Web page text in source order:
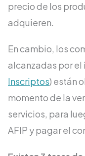
precio de los
adquieren.
En cambio, los
alcanzadas por el
Inscriptos) están
momento de la
servicios, para
AFIP y pagar el